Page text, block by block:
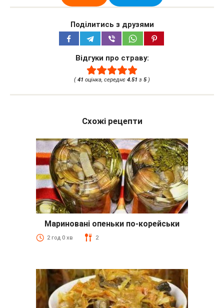
Поділитись з друзями
Відгуки про страву:
(41 оцінка, середнє 4.51 з 5)
Схожі рецепти
Мариновані опеньки по-корейськи
2 год 0 хв 2